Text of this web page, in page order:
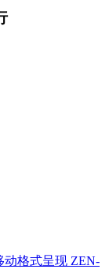
动格式呈现 ZEN-